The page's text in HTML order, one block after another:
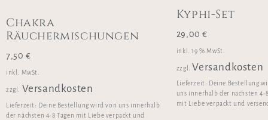
Chakra
Räuchermischungen
7,50 €
inkl. MwSt.
zzgl. Versandkosten
Lieferzeit: Deine Bestellung wird von uns innerhalb
der nächsten 4-8 Tagen mit Liebe verpackt und
Kyphi-Set
29,00€
inkl. 19 % MwSt.
zzgl. Versandkosten
Lieferzeit: Deine Bestellung
uns innerhalb der nächsten 4-
mit Liebe verpackt und